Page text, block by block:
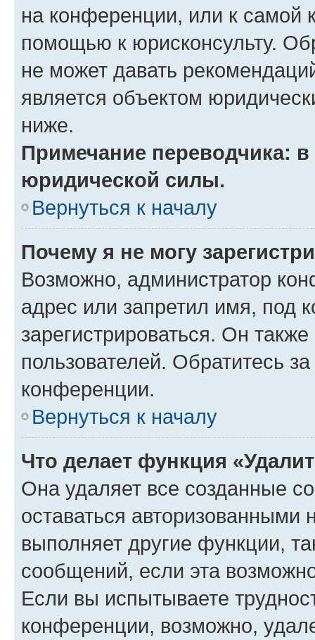
на конференции, или к самой
помощью к юрисконсульту.
не может давать
является объектом
ниже.
Примечание переводчика:
юридической силы.
Вернуться к началу
Почему я не могу
Возможно, администратор
адрес или запретил имя, под
зарегистрироваться. Он
пользователей. Обратитесь
конференции.
Вернуться к началу
Что делает функция
Она удаляет все созданные
оставаться авторизованными
выполняет другие функции,
сообщений, если эта
Если вы испытываете
конференции, возможно,